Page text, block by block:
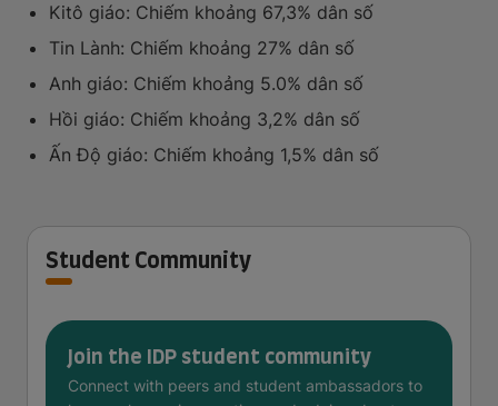
Kitô giáo: Chiếm khoảng 67,3% dân số
Tin Lành: Chiếm khoảng 27% dân số
Anh giáo: Chiếm khoảng 5.0% dân số
Hồi giáo: Chiếm khoảng 3,2% dân số
Ấn Độ giáo: Chiếm khoảng 1,5% dân số
Student Community
Join the IDP student community
Connect with peers and student ambassadors to